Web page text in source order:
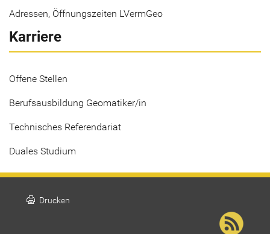
Adressen, Öffnungszeiten LVermGeo
Karriere
Offene Stellen
Berufsausbildung Geomatiker/in
Technisches Referendariat
Duales Studium
print Drucken